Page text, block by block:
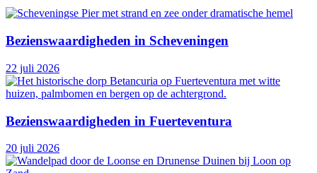
Bezienswaardigheden in Scheveningen
22 juli 2026
Bezienswaardigheden in Fuerteventura
20 juli 2026